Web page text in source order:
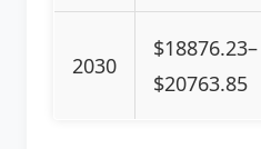
2030
$18876.23–
$20763.85